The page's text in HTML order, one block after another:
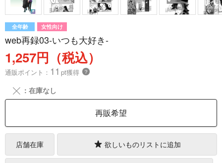
全年齢 女性向け
web再録03-いつも大好き-
1,257円（税込）
通販ポイント： 11 pt獲得 ？
╳ ：在庫なし
再販希望
店舗在庫 欲しいものリストに追加